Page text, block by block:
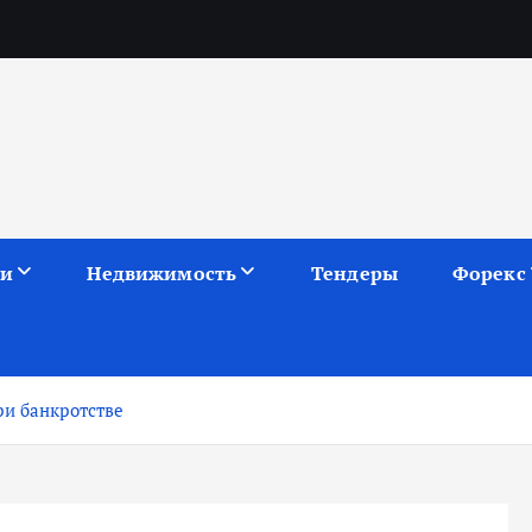
Недвижимость Тендеры Форекс
банкротстве